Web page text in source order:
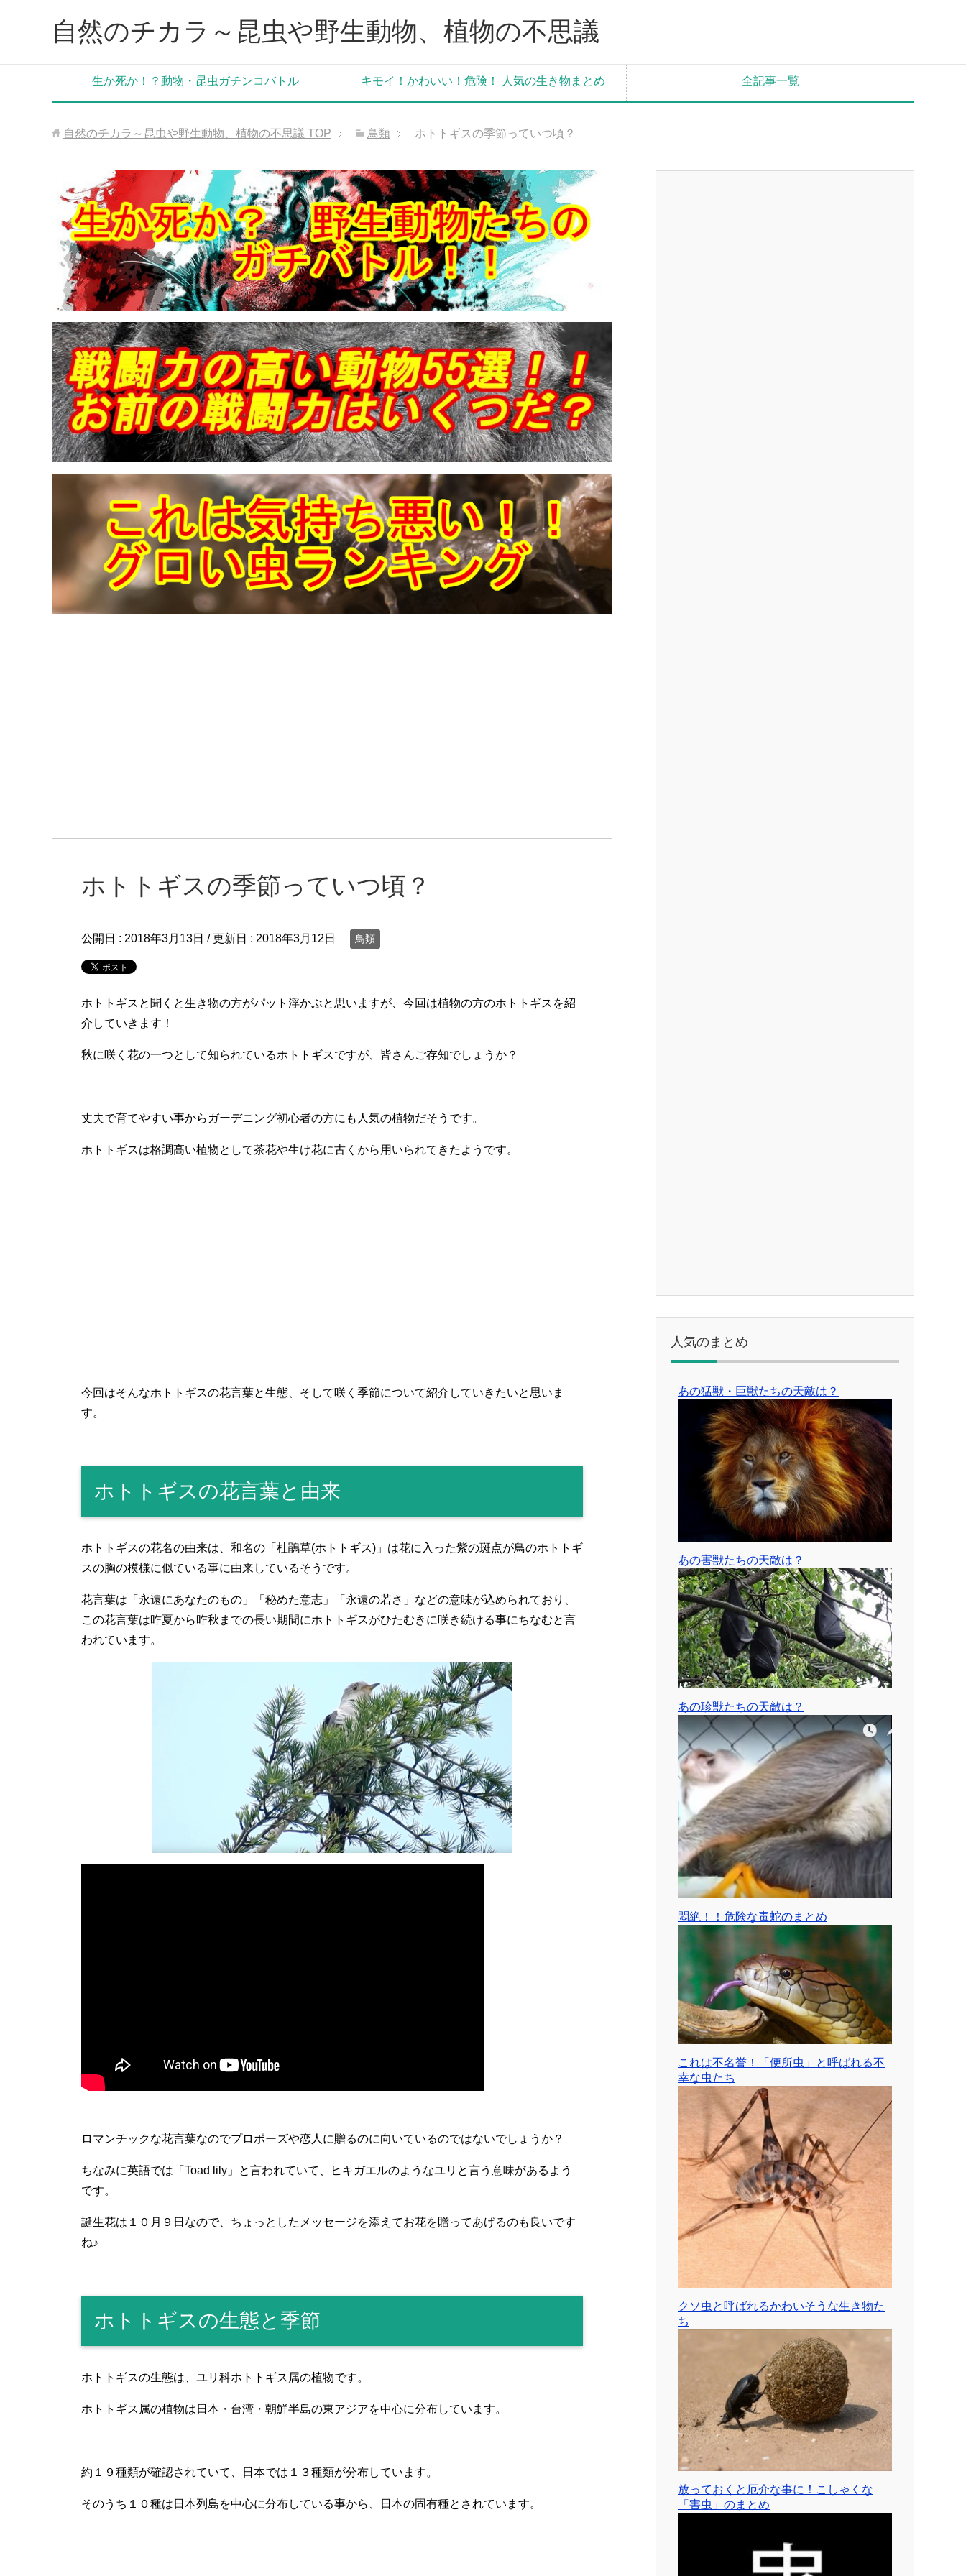
自然のチカラ～昆虫や野生動物、植物の不思議
生か死か！？動物・昆虫ガチンコバトル キモイ！かわいい！危険！ 人気の生き物まとめ 全記事一覧
自然のチカラ～昆虫や野生動物、植物の不思議 TOP 鳥類 ホトトギスの季節っていつ頃？
ホトトギスの季節っていつ頃？
公開日 : 2018年3月13日 / 更新日 : 2018年3月12日 鳥類
ホトトギスと聞くと生き物の方がパット浮かぶと思いますが、今回は植物の方のホトトギスを紹
介していきます！
秋に咲く花の一つとして知られているホトトギスですが、皆さんご存知でしょうか？
丈夫で育てやすい事からガーデニング初心者の方にも人気の植物だそうです。
ホトトギスは格調高い植物として茶花や生け花に古くから用いられてきたようです。
今回はそんなホトトギスの花言葉と生態、そして咲く季節について紹介していきたいと思いま
す。
ホトトギスの花言葉と由来
ホトトギスの花名の由来は、和名の「杜鵑草(ホトトギス)」は花に入った紫の斑点が鳥のホトトギ
スの胸の模様に似ている事に由来しているそうです。
花言葉は「永遠にあなたのもの」「秘めた意志」「永遠の若さ」などの意味が込められており、
この花言葉は昨夏から昨秋までの長い期間にホトトギスがひたむきに咲き続ける事にちなむと言
われています。
ロマンチックな花言葉なのでプロポーズや恋人に贈るのに向いているのではないでしょうか？
ちなみに英語では「Toad lily」と言われていて、ヒキガエルのようなユリと言う意味があるよう
です。
誕生花は１０月９日なので、ちょっとしたメッセージを添えてお花を贈ってあげるのも良いです
ね♪
ホトトギスの生態と季節
ホトトギスの生態は、ユリ科ホトトギス属の植物です。
ホトトギス属の植物は日本・台湾・朝鮮半島の東アジアを中心に分布しています。
約１９種類が確認されていて、日本では１３種類が分布しています。
そのうち１０種は日本列島を中心に分布している事から、日本の固有種とされています。
人気のまとめ
あの猛獣・巨獣たちの天敵は？
あの害獣たちの天敵は？
あの珍獣たちの天敵は？
悶絶！！危険な毒蛇のまとめ
これは不名誉！「便所虫」と呼ばれる不
幸な虫たち
クソ虫と呼ばれるかわいそうな生き物た
ち
放っておくと厄介な事に！こしゃくな
「害虫」のまとめ